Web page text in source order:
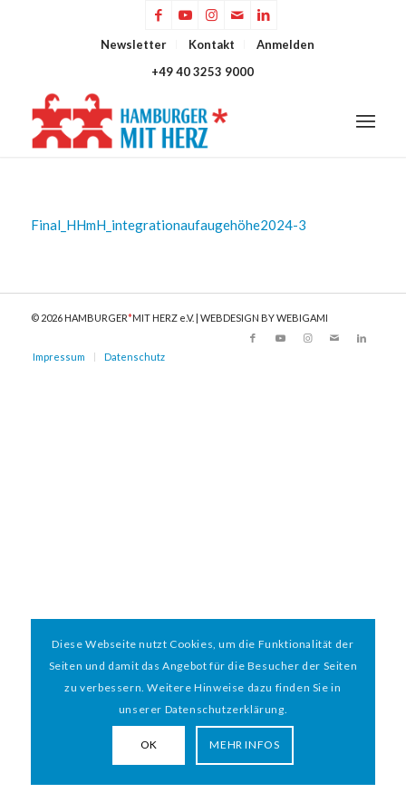
Newsletter Kontakt
Anmelden
+49 40 3253 9000
Final_HHmH_integrationaufaugehöhe2024-3
© 2026 HAMBURGER*MIT HERZ e.V. | WEBDESIGN BY WEBIGAMI
Impressum Datenschutz
Diese Webseite nutzt Cookies, um die Funktionalität der
Seiten und damit das Angebot für die Besucher der Seiten
zu verbessern. Weitere Hinweise dazu finden Sie in
unserer Datenschutzerklärung.
OK MEHR INFOS